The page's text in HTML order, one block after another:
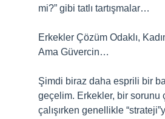
mi?” gibi tatlı tartışmalar…
Erkekler Çözüm Odaklı,
Ama Güvercin…
Şimdi biraz daha esprili bir
geçelim. Erkekler, bir sorunu
çalışırken genellikle